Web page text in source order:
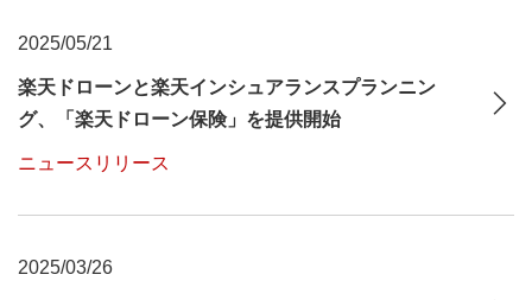
2025/05/21
楽天ドローンと楽天インシュアランスプランニン
グ、「楽天ドローン保険」を提供開始
ニュースリリース
2025/03/26